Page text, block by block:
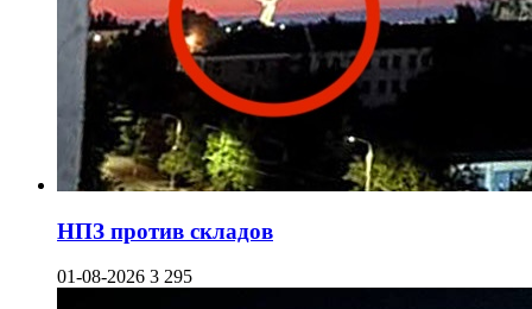
НПЗ против складов
01-08-2026 3 295